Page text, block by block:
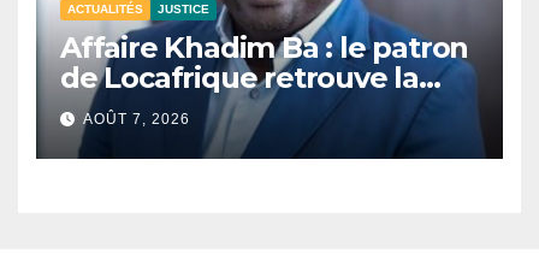
ACTUALITÉS JUSTICE
Affaire Khadim Ba : le patron
de Locafrique retrouve la
liberté.
AOÛT 7, 2026